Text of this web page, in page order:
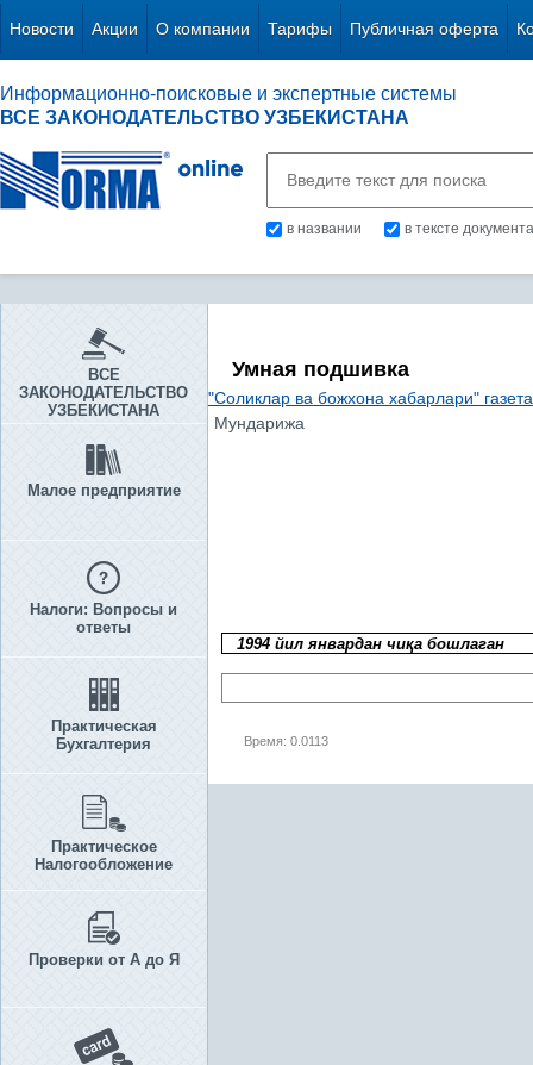
Новости Акции О компании Тарифы Публичная оферта
Информационно-поисковые и экспертные системы
ВСЕ ЗАКОНОДАТЕЛЬСТВО УЗБЕКИСТАНА
в названии в тексте документа
ВСЕ
ЗАКОНОДАТЕЛЬСТВО
УЗБЕКИСТАНА
Малое предприятие
Налоги: Вопросы и
ответы
Практическая
Бухгалтерия
Практическое
Налогообложение
Проверки от А до Я
Умная подшивка
"Соликлар ва божхона хабарлари"
Мундарижа
1994 йил январдан чиқа бошлаган
Время: 0.0113